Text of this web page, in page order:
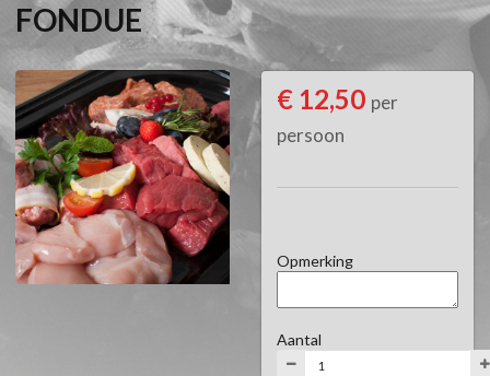
FONDUE
€ 12,50 per
persoon
Opmerking
Aantal